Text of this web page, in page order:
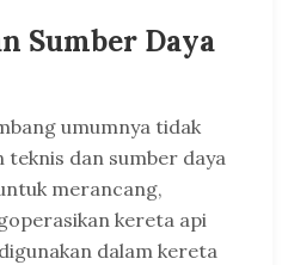
Sumber Daya
umumnya tidak
teknis dan sumber daya
merancang,
kereta api
dalam kereta